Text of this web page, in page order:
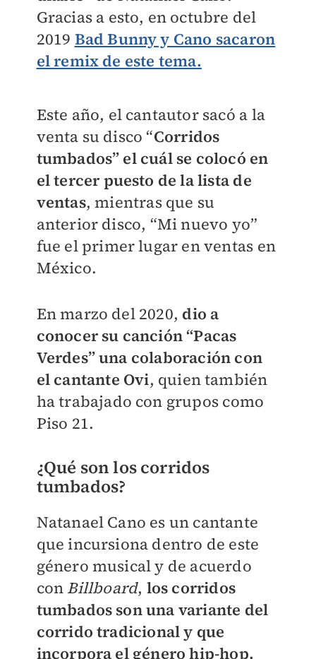
Gracias a esto, en octubre del
2019 Bad Bunny y Cano sacaron
el remix de este tema.
Este año, el cantautor sacó a la
venta su disco “Corridos
tumbados” el cuál se colocó en
el tercer puesto de la lista de
ventas, mientras que su
anterior disco, “Mi nuevo yo”
fue el primer lugar en ventas en
México.
En marzo del 2020, dio a
conocer su canción “Pacas
Verdes” una colaboración con
el cantante Ovi, quien también
ha trabajado con grupos como
Piso 21.
¿Qué son los corridos
tumbados?
Natanael Cano es un cantante
que incursiona dentro de este
género musical y de acuerdo
con Billboard, los corridos
tumbados son una variante del
corrido tradicional y que
incorpora el género hip-hop.